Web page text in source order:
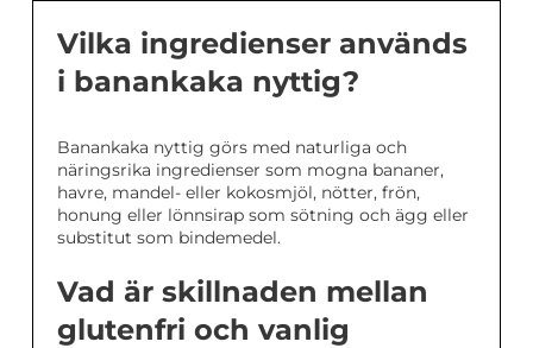
Vilka ingredienser används
i banankaka nyttig?
Banankaka nyttig görs med naturliga och
näringsrika ingredienser som mogna bananer,
havre, mandel- eller kokosmjöl, nötter, frön,
honung eller lönnsirap som sötning och ägg eller
substitut som bindemedel.
Vad är skillnaden mellan
glutenfri och vanlig